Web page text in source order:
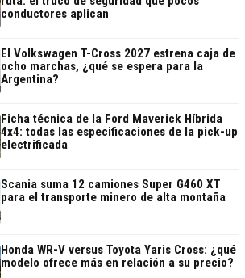
conductores aplican
El Volkswagen T-Cross 2027 estrena caja de
ocho marchas, ¿qué se espera para la
Argentina?
Ficha técnica de la Ford Maverick Híbrida
4x4: todas las especificaciones de la pick-up
electrificada
Scania suma 12 camiones Super G460 XT
para el transporte minero de alta montaña
Honda WR-V versus Toyota Yaris Cross: ¿qué
modelo ofrece más en relación a su precio?